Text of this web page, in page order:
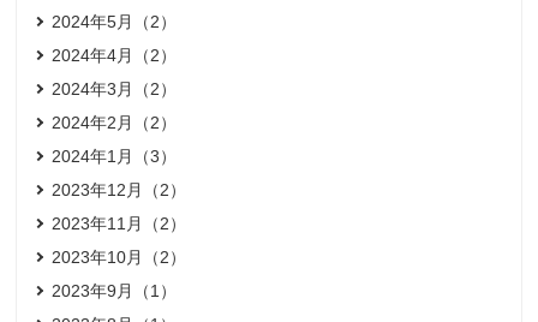
2024年5月（2）
2024年4月（2）
2024年3月（2）
2024年2月（2）
2024年1月（3）
2023年12月（2）
2023年11月（2）
2023年10月（2）
2023年9月（1）